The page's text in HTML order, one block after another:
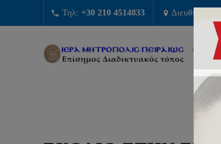
Τηλ: +30 210 4514833 Διευθυνση: